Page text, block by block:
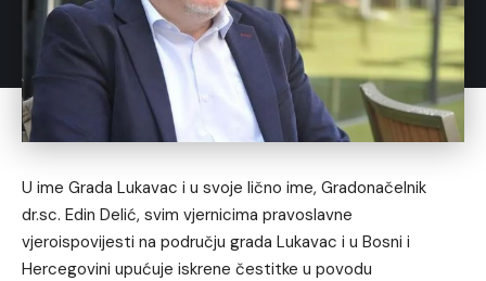
U ime Grada Lukavac i u svoje lično ime, Gradonačelnik
dr.sc. Edin Delić, svim vjernicima pravoslavne
vjeroispovijesti na području grada Lukavac i u Bosni i
Hercegovini upućuje iskrene čestitke u povodu